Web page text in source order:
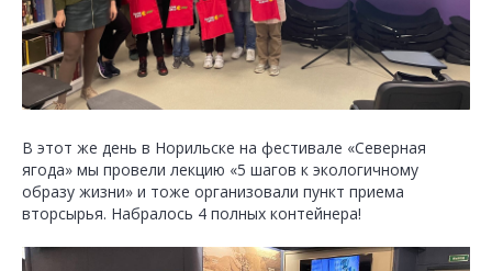
В этот же день в Норильске на фестивале «Северная
ягода» мы провели лекцию «5 шагов к экологичному
образу жизни» и тоже организовали пункт приема
вторсырья. Набралось 4 полных контейнера!